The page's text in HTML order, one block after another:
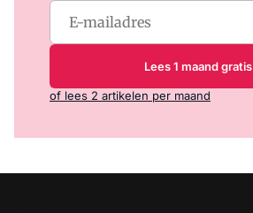
Lees 1 maand gratis
of lees 2 artikelen per maand